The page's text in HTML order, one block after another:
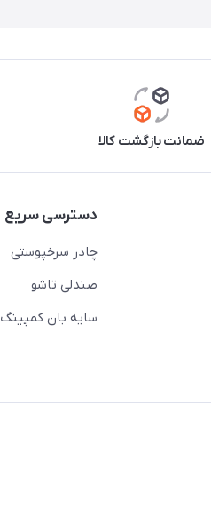
ضمانت بازگشت کالا
دسترسی سریع
چادر سرخپوستی
صندلی تاشو
سایه بان کمپینگ